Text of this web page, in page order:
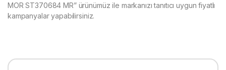
MOR ST370684 MR” ürünümüz ile markanızı tanıtıcı uygun fiyatlı
kampanyalar yapabilirsiniz.